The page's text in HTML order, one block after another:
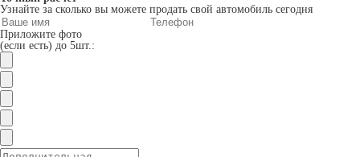
Узнайте за сколько вы можете продать свой автомобиль сегодня
Приложите фото
(если есть) до 5шт.: